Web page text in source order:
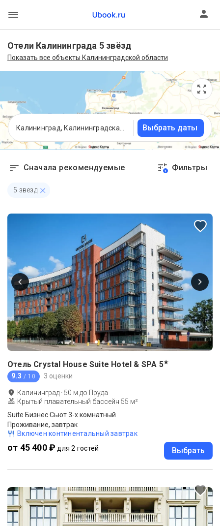
Отели Калининграда 5 звёзд
Показать все объекты Калининградской области
Выбрать даты
Сначала рекомендуемые 1 Фильтры
5 звезд
Отель Crystal House Suite Hotel & SPA 5★
9.3 / 10 3 оценки
Калининград · 50 м до Пруда
Крытый плавательный бассейн 55 м²
Suite Бизнес Сьют 3-х комнатный
Проживание, завтрак
Включен континентальный завтрак
от 45 400 ₽ для 2 гостей Выбрать